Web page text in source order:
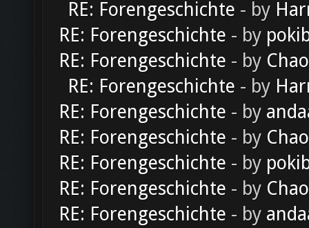
RE: Forengeschichte - by
RE: Forengeschichte - by
RE: Forengeschichte - by
RE: Forengeschichte - by
RE: Forengeschichte - by
RE: Forengeschichte - by
RE: Forengeschichte - by
RE: Forengeschichte - by
RE: Forengeschichte - by